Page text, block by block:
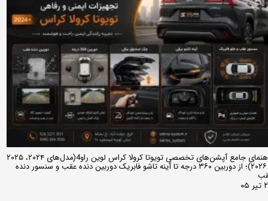
راهنمای جامع آپشن‌های تخصصی تویوتا کرولا کراس لوین راو4(مدل‌های ۲۰۲۴، ۲۰۲۵
و ۲۰۲۶)؛ از دوربین ۳۶۰ درجه تا آینه تاشو فابریک دوربین دنده عقب و سنسور دنده